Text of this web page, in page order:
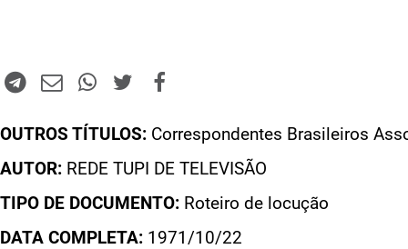
OUTROS TÍTULOS: Correspondentes Brasileiros
AUTOR: REDE TUPI DE TELEVISÃO
TIPO DE DOCUMENTO: Roteiro de locução
DATA COMPLETA: 1971/10/22